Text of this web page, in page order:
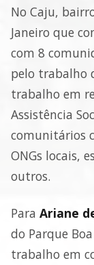
No Caju,
Janeiro que
com 8
pelo trabalho
trabalho em
Assistência
comunitários
ONGs locais,
outros.
Para Ariane
do Parque
trabalho em